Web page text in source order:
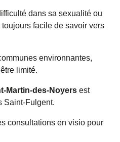
dans sa sexualité ou
facile de savoir vers
environnantes,
limité.
Martin-des-Noyers est
Saint-Fulgent.
consultations en visio pour